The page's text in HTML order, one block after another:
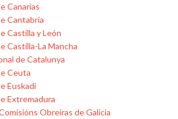
Canarias
Cantabria
Castilla y León
Castilla-La Mancha
de Catalunya
Ceuta
Euskadi
Extremadura
Obreiras de Galicia